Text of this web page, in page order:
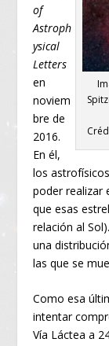
of
Astroph
ysical
Letters
en
noviem
bre de
2016.
En él,
los
poder realizar
que esas
relación al
una
las que se
Como esa
intentar
Vía Láctea a